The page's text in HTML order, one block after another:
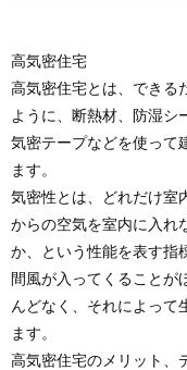
高気密住宅
高気密住宅とは、できる
ように、断熱材、防湿シ
気密テープなどを使って
ます。
気密性とは、どれだけ室
からの空気を室内に入れ
か、という性能を表す指
間風が入ってくることが
んどなく、それによって
ます。
高気密住宅のメリット、